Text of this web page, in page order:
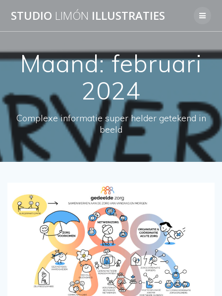
to
STUDIO LIMÓN ILLUSTRATIES
Maand:februari
2024
Complexe informatie super helder getekend in
beeld